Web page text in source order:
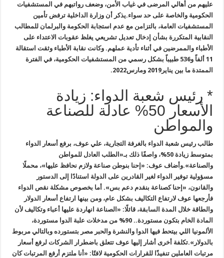
عليهم من أهالي المرضى في غياب الأمن، وضعف رواتبهم في المستشفيات
الحكومية والخاصة على حد سواء.يذكر أن وزارة الداخلية ترفض تأمين
المستشفيات العامة، بالتزامن مع عدم استجابة الحكومة والبرلمان للمطالب
النقابية المتكررة بشأن إدخال تعديل تشريعي يغلظ عقوبات الاعتداء على
الأطباء والممرضين في أثناء تأدية عملهم. وكانت نقابة الأطباء وثقت استقالة
11 ألفاً و536 طبيباً بشكل رسمي من المستشفيات الحكومية، في الفترة
الممتدة ما بين يناير2019 ومارس2022.
* رئيس شعبة الدواء: زيادة
الأسعار 50% عادلة للصناعة
والمواطن
طالب رئيس شعبة الدواء بالغرفة التجارية، علي عوف، برفع أسعار الدواء
بمتوسط زيادة 50%، واصفًا ذلك بـ«الطلب العادل للمواطن
والصناعة».وأضاف عوف: «إحنا بنوطن صناعة ولازم نحافظ عليها»، محملًا
مسؤولية توفير الدواء لغير القادرين على الدولة استنادًا إلى الدستور
والقانون، «إحنا كصناعة بنقدم دعم بس». أما بخصوص مشكلة نقص الدواء
فأرجعها عوف لارتفاع التكاليف بشكل عام، ومن بينها ارتفاع أسعار الدولار
والطاقة خلال المدة السابقة، قائلًا: «الصناعة انهاردة عليها أعباء وتكاليف لأن
المادة الخام بتكون مستوردة.. 90% من مدخلات علبة الدوا مستوردة،
الألمونيا اللي بيتحط فيها الدوا والنشرة والحبر مصر بتستورده وبالتالي مربوط
بالدولار».تكلفة أخرى أشار إليها عوف تتعلق باضطرار الشركات لرفع أسعار
مرتبات العاملين تنفيذًا للقرارات الحكومية لافتًا: «أنا ملتزم أرفع المرتبات كان